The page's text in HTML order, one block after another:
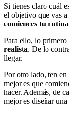
Si tienes claro cuál
el objetivo que vas
comiences tu rutina
Para ello, lo primero
realista. De lo
llegar.
Por otro lado, ten
mejor es que
hacer. Además, de
mejor es diseñar